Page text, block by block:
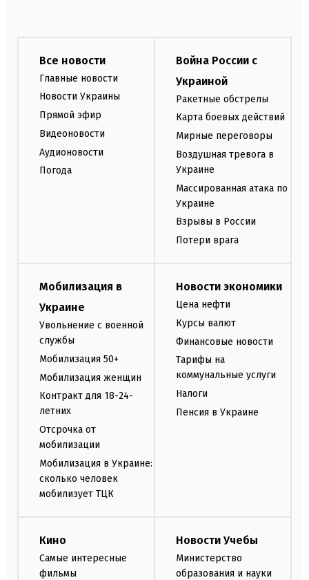
Все новости
Главные новости
Новости Украины
Прямой эфир
Видеоновости
Аудионовости
Погода
Война России с
Украиной
Ракетные обстрелы
Карта боевых действий
Мирные переговоры
Воздушная тревога в
Украине
Массированная атака по
Украине
Взрывы в России
Потери врага
Мобилизация в
Украине
Увольнение с военной
службы
Мобилизация 50+
Мобилизация женщин
Контракт для 18-24-
летних
Отсрочка от
мобилизации
Мобилизация в Украине:
сколько человек
мобилизует ТЦК
Новости экономики
Цена нефти
Курсы валют
Финансовые новости
Тарифы на
коммунальные услуги
Налоги
Пенсия в Украине
Кино
Самые интересные
фильмы
Новости Учебы
Министерство
образования и науки